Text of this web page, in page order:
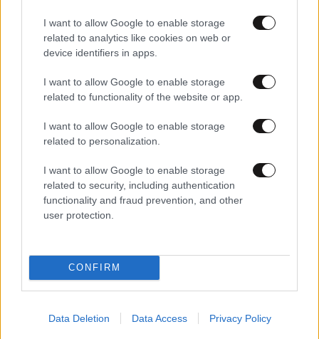
I want to allow Google to enable storage
related to analytics like cookies on web or
device identifiers in apps.
I want to allow Google to enable storage
related to functionality of the website or app.
I want to allow Google to enable storage
related to personalization.
I want to allow Google to enable storage
related to security, including authentication
functionality and fraud prevention, and other
user protection.
CONFIRM
Data Deletion Data Access Privacy Policy
07·08·2026 21:30
Ακυρώνει δύο συμβόλαια ο Λαρεντζάκης και